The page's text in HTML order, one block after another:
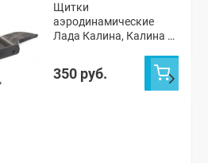
Щитки
аэродинамические
Лада Калина, Калина 2,
350 руб.